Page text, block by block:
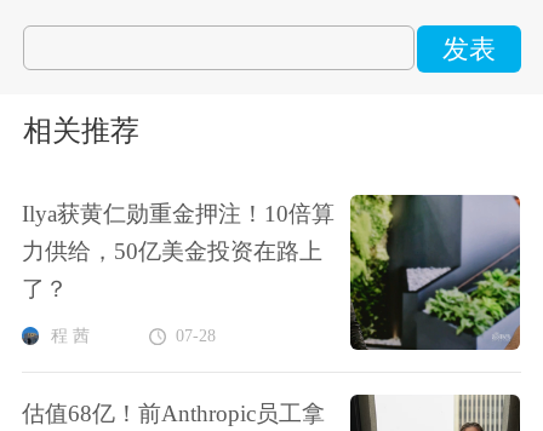
发表
相关推荐
Ilya获黄仁勋重金押注！10倍算
力供给，50亿美金投资在路上
了？
程 茜 07-28
估值68亿！前Anthropic员工拿